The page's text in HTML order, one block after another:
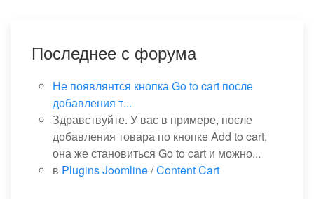
Последнее с форума
Не появлянтся кнопка Go to cart после
добавления т...
Здравствуйте. У вас в примере, после
добавления товара по кнопке Add to cart,
она же становиться Go to cart и можно...
в Plugins Joomline/Content Cart